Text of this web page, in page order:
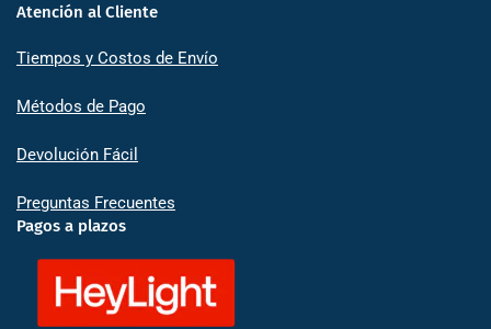
Atención al Cliente
Tiempos y Costos de Envío
Métodos de Pago
Devolución Fácil
Preguntas Frecuentes
Pagos a plazos